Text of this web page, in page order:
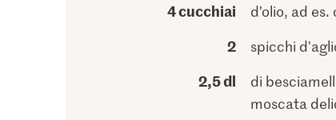
4 cucchiai d’olio, ad
2 spicchi
2,5 dl
di
moscata